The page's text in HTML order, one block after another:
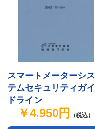
スマートメーターシス
テムセキュリティガイ
ドライン
￥4,950円 （税込）